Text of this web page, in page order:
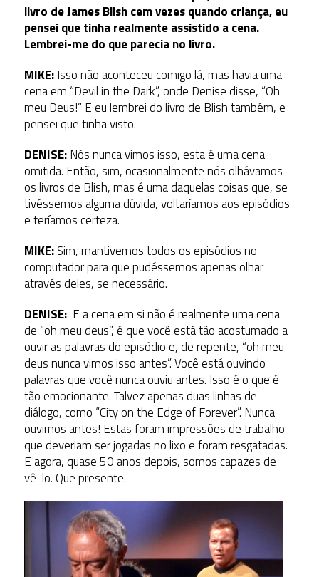
livro de James Blish cem vezes quando criança, eu
pensei que tinha realmente assistido a cena.
Lembrei-me do que parecia no livro.
MIKE:Isso não aconteceu comigo lá, mas havia uma
cena em “Devil in the Dark”, onde Denise disse, “Oh
meu Deus!” E eu lembrei do livro de Blish também, e
pensei que tinha visto.
DENISE:Nós nunca vimos isso, esta é uma cena
omitida. Então, sim, ocasionalmente nós olhávamos
os livros de Blish, mas é uma daquelas coisas que, se
tivéssemos alguma dúvida, voltaríamos aos episódios
e teríamos certeza.
MIKE:Sim, mantivemos todos os episódios no
computador para que pudéssemos apenas olhar
através deles, se necessário.
DENISE:E a cena em si não é realmente uma cena
de “oh meu deus”, é que você está tão acostumado a
ouvir as palavras do episódio e, de repente, “oh meu
deus nunca vimos isso antes”. Você está ouvindo
palavras que você nunca ouviu antes. Isso é o que é
tão emocionante. Talvez apenas duas linhas de
diálogo, como “City on the Edge of Forever”. Nunca
ouvimos antes! Estas foram impressões de trabalho
que deveriam ser jogadas no lixo e foram resgatadas.
E agora, quase 50 anos depois, somos capazes de
vê-lo. Que presente.